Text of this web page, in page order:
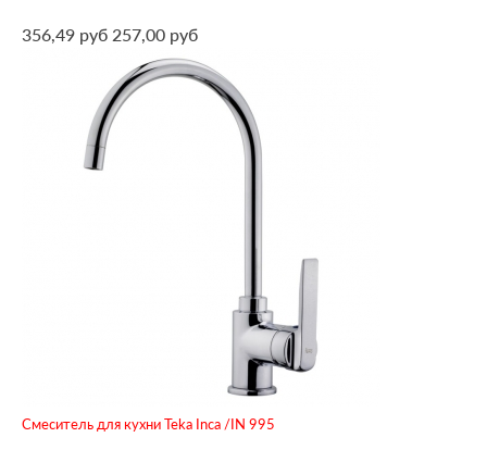
356,49 руб 257,00 руб
Смеситель для кухни Teka Inca /IN 995